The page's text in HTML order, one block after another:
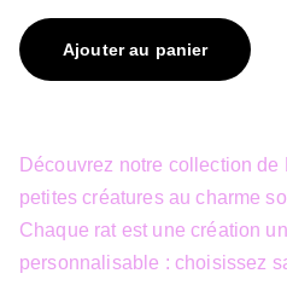
Ajouter au panier
Découvrez notre collection
petites créatures au charme
Chaque rat est une création
personnalisable : choisissez